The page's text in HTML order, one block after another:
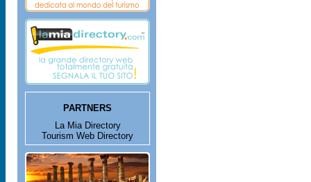
PARTNERS
La Mia Directory
Tourism Web Directory